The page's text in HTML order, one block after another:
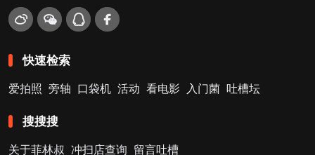
快速检索
爱拍照 旁轴 口袋机 活动 看电影 入门菌 吐槽坛
搜搜搜
关于菲林叔 冲扫店查询 留言吐槽